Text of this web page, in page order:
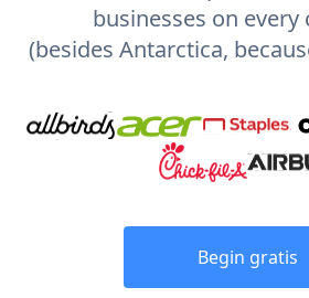
businesses on
(besides Antarctica,
Begin gratis